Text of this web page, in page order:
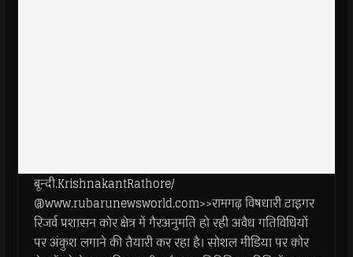
बून्दी.KrishnakantRathore/
@www.rubarunewsworld.com>>रामगढ़ विषधारी टाइगर
रिजर्व प्रशासन कोर क्षेत्र में गैरअनुमति हो रही अवैध गतिविधियों
पर अंकुश लगाने की तैयारी कर रहा है। सोशल मीडिया पर कोर